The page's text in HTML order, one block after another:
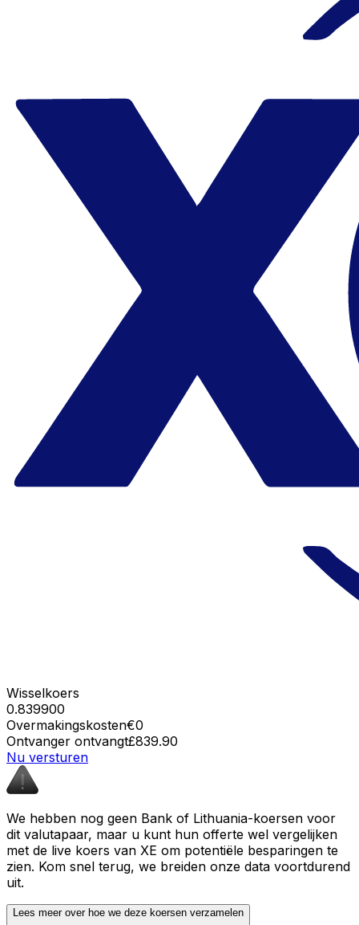
Wisselkoers
0.839900
Overmakingskosten€0
Ontvanger ontvangt£839.90
Nu versturen
We hebben nog geen Bank of Lithuania-koersen voor
dit valutapaar, maar u kunt hun offerte wel vergelijken
met de live koers van XE om potentiële besparingen te
zien. Kom snel terug, we breiden onze data voortdurend
uit.
Lees meer over hoe we deze koersen verzamelen